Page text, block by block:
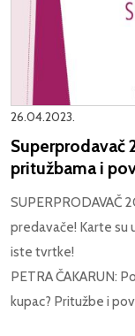
26.04.2023.
Superprodavač
pritužbama i
SUPERPRODAVAČ
predavače! Karte su
iste tvrtke!
PETRA ČAKARUN:
kupac? Pritužbe i